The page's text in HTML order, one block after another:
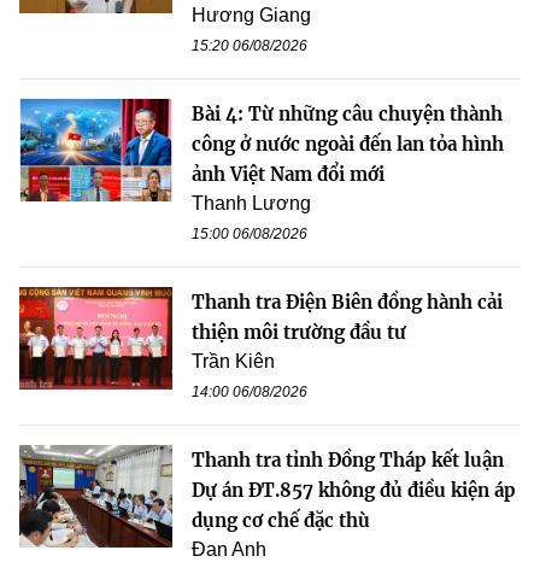
Hương Giang
15:20 06/08/2026
Bài 4: Từ những câu chuyện thành
công ở nước ngoài đến lan tỏa hình
ảnh Việt Nam đổi mới
Thanh Lương
15:00 06/08/2026
Thanh tra Điện Biên đồng hành cải
thiện môi trường đầu tư
Trần Kiên
14:00 06/08/2026
Thanh tra tỉnh Đồng Tháp kết luận
Dự án ĐT.857 không đủ điều kiện áp
dụng cơ chế đặc thù
Đan Anh